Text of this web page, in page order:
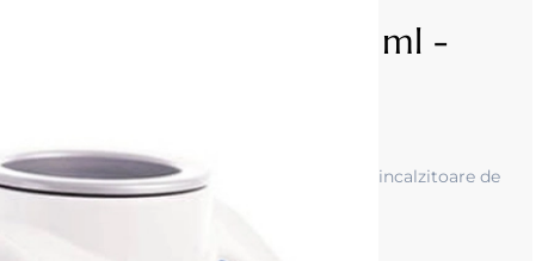
Basic Combinato 400 ml -
400 ml
de 400ml si pentru ceara traditionala + 2 incalzitoare de